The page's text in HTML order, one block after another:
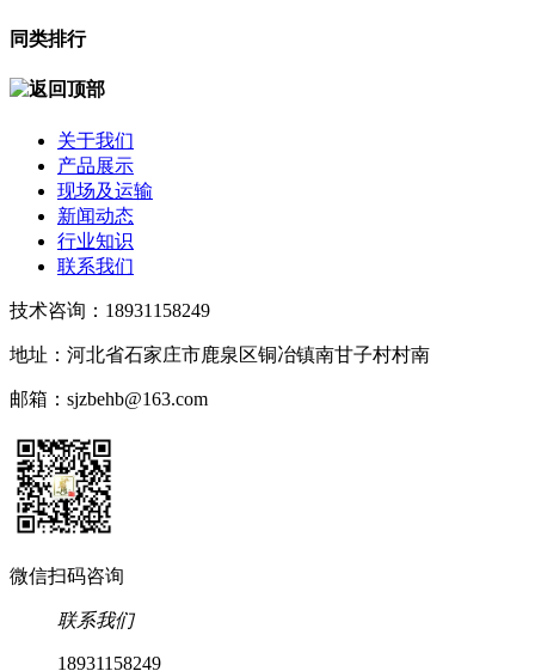
同类排行
关于我们
产品展示
现场及运输
新闻动态
行业知识
联系我们
技术咨询：18931158249
地址：河北省石家庄市鹿泉区铜冶镇南甘子村村南
邮箱：sjzbehb@163.com
微信扫码咨询
联系我们
18931158249